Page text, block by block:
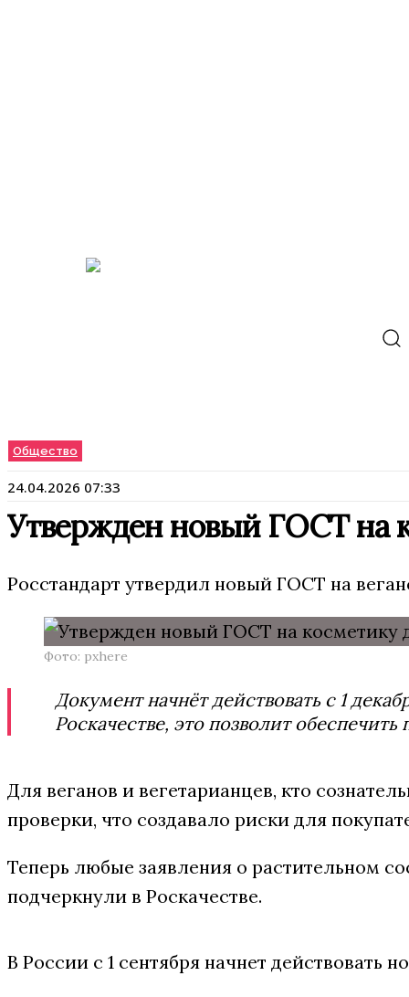
Общество
24.04.2026 07:33
Утвержден новый ГОСТ на
Росстандарт утвердил новый ГОСТ на
Фото: pxhere
Документ начнёт действовать с 1
Роскачестве, это позволит
Для веганов и вегетарианцев, кто
проверки, что создавало риски для
Теперь любые заявления о растительном
подчеркнули в Роскачестве.
В России с 1 сентября начнет действовать